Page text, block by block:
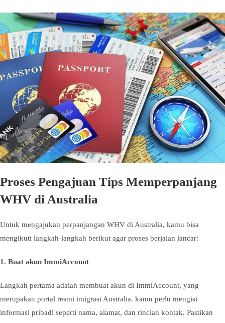
Proses Pengajuan Tips Memperpanjang
WHV di Australia
Untuk mengajukan perpanjangan WHV di Australia, kamu bisa
mengikuti langkah-langkah berikut agar proses berjalan lancar:
1. Buat akun ImmiAccount
Langkah pertama adalah membuat akun di ImmiAccount, yang
merupakan portal resmi imigrasi Australia. kamu perlu mengisi
informasi pribadi seperti nama, alamat, dan rincian kontak. Pastikan